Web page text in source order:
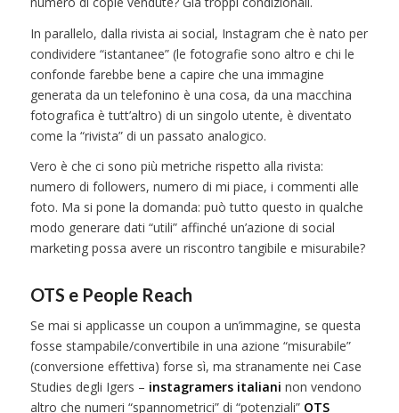
In parallelo, dalla rivista ai social, Instagram che è nato per
condividere “istantanee” (le fotografie sono altro e chi le
confonde farebbe bene a capire che una immagine
generata da un telefonino è una cosa, da una macchina
fotografica è tutt’altro) di un singolo utente, è diventato
come la “rivista” di un passato analogico.
Vero è che ci sono più metriche rispetto alla rivista:
numero di followers, numero di mi piace, i commenti alle
foto. Ma si pone la domanda: può tutto questo in qualche
modo generare dati “utili” affinché un’azione di social
marketing possa avere un riscontro tangibile e misurabile?
OTS e People Reach
Se mai si applicasse un coupon a un’immagine, se questa
fosse stampabile/convertibile in una azione “misurabile”
(conversione effettiva) forse sì, ma stranamente nei Case
Studies degli Igers – instagramers italiani non vendono
altro che numeri “spannometrici” di “potenziali” OTS